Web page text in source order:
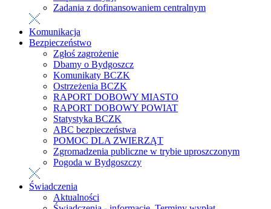
Zadania z dofinansowaniem centralnym
Komunikacja
Bezpieczeństwo
Zgłoś zagrożenie
Dbamy o Bydgoszcz
Komunikaty BCZK
Ostrzeżenia BCZK
RAPORT DOBOWY MIASTO
RAPORT DOBOWY POWIAT
Statystyka BCZK
ABC bezpieczeństwa
POMOC DLA ZWIERZĄT
Zgromadzenia publiczne w trybie uproszczonym
Pogoda w Bydgoszczy
Świadczenia
Aktualności